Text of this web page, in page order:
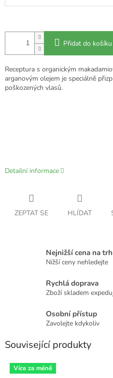
Přidat do košíku
Receptura s organickým
arganovým olejem je speciálně
poškozených vlasů.
Detailní informace
ZEPTAT SE HLÍDAT
Nejnižší cena na
Nižší ceny nehledejte
Rychlá doprava
Zboží skladem
Osobní přístup
Zavolejte kdykoliv
Související produkty
Více za méně